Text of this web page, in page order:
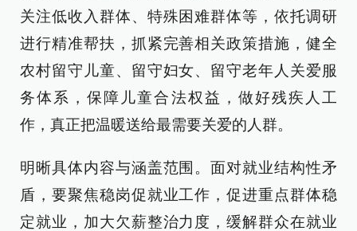
关注低收入群体、特殊困难群体等，依托调研
进行精准帮扶，抓紧完善相关政策措施，健全
农村留守儿童、留守妇女、留守老年人关爱服
务体系，保障儿童合法权益，做好残疾人工
作，真正把温暖送给最需要关爱的人群。
明晰具体内容与涵盖范围。面对就业结构性矛
盾，要聚焦稳岗促就业工作，促进重点群体稳
定就业，加大欠薪整治力度，缓解群众在就业